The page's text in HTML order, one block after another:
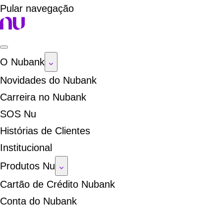
Pular navegação
O Nubank
Novidades do Nubank
Carreira no Nubank
SOS Nu
Histórias de Clientes
Institucional
Produtos Nu
Cartão de Crédito Nubank
Conta do Nubank